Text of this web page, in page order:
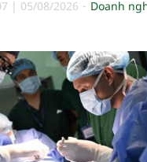
| 05/08/2026 Doanh